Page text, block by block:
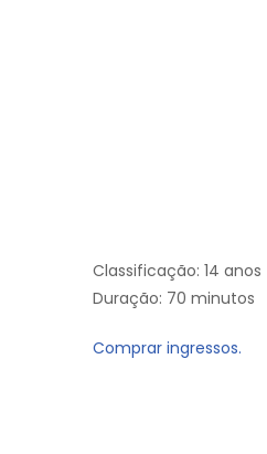
Classificação: 14 anos
Duração: 70 minutos
Comprar ingressos.